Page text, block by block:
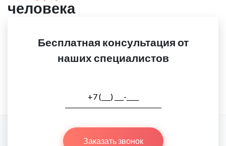
человека
Бесплатная консультация от
наших специалистов
Заказать звонок